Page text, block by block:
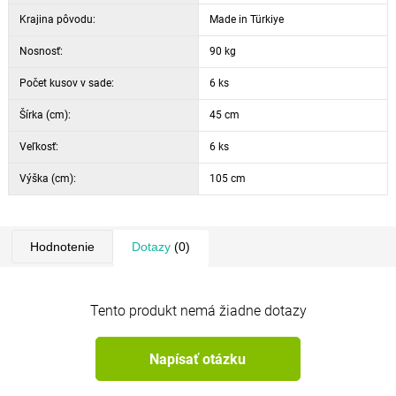
Krajina pôvodu: Made in Türkiye
Nosnosť: 90 kg
Počet kusov v sade: 6 ks
Šírka (cm): 45 cm
Veľkosť: 6 ks
Výška (cm): 105 cm
Hodnotenie Dotazy(0)
Tento produkt nemá žiadne dotazy
Napísať otázku